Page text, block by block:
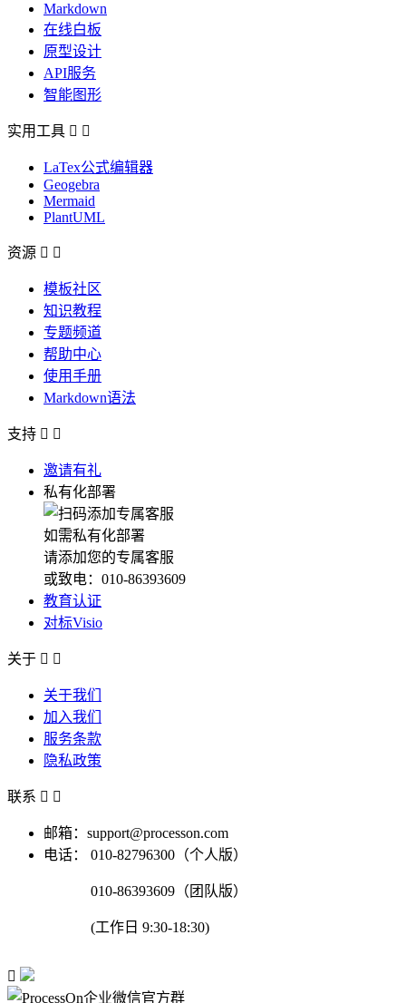
Markdown
在线白板
原型设计
API服务
智能图形
实用工具  
LaTex公式编辑器
Geogebra
Mermaid
PlantUML
资源  
模板社区
知识教程
专题频道
帮助中心
使用手册
Markdown语法
支持  
邀请有礼
私有化部署
如需私有化部署
请添加您的专属客服
或致电：010-86393609
教育认证
对标Visio
关于  
关于我们
加入我们
服务条款
隐私政策
联系  
邮箱：support@processon.com
电话：
010-82796300（个人版）
010-86393609（团队版）
(工作日 9:30-18:30)
